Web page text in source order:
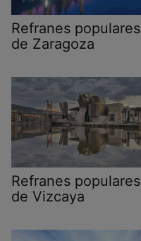
Refranes populares
de Zaragoza
Refranes populares
de Vizcaya